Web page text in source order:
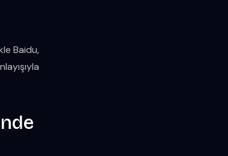
Baidu,